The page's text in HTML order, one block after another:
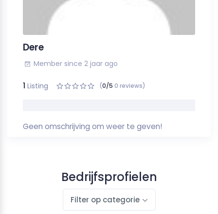
Dere
Member since 2 jaar ago
1 Listing (0/5 0 reviews)
Geen omschrijving om weer te geven!
Bedrijfsprofielen
Filter op categorie